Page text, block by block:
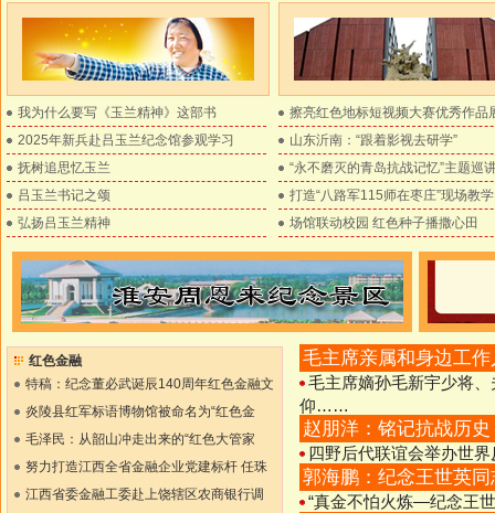
我为什么要写《玉兰精神》这部书
2025年新兵赴吕玉兰纪念馆参观学习
抚树追思忆玉兰
吕玉兰书记之颂
弘扬吕玉兰精神
擦亮红色地标短视频大赛优秀作品
山东沂南：“跟着影视去研学”
“永不磨灭的青岛抗战记忆”主题巡
打造“八路军115师在枣庄”现场教
场馆联动校园 红色种子播撒心田
红色金融
特稿：纪念董必武诞辰140周年红色金融文
炎陵县红军标语博物馆被命名为“红色金
毛泽民：从韶山冲走出来的“红色大管家
努力打造江西全省金融企业党建标杆 任珠
江西省委金融工委赴上饶辖区农商银行调
毛主席亲属和身边工
毛主席嫡孙毛新宇少将
仰……
赵朋洋：铭记抗战历
四野后代联谊会举办世
郭海鹏：纪念王世英
“真金不怕火炼—纪念王